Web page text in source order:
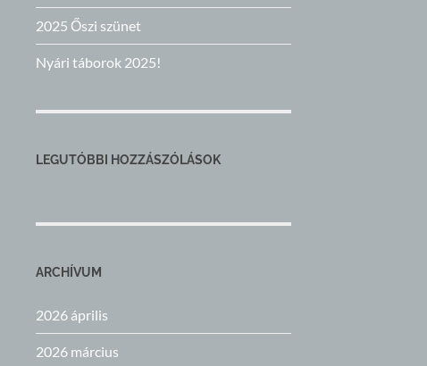
2025 Őszi szünet
Nyári táborok 2025!
LEGUTÓBBI HOZZÁSZÓLÁSOK
ARCHÍVUM
2026 április
2026 március